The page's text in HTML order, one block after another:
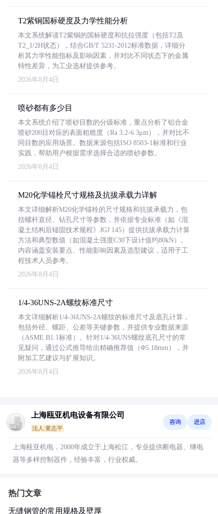
T2紫铜国标硬度及力学性能分析
本文系统解读T2紫铜的国标硬度和抗拉强度（包括T2及
T2_1/2H状态），结合GB/T 5231-2012标准数据，详细分
析其力学性能指标及影响因素，并对比不同状态下的金属
特性差异，为工业选材提供参考。
2026年8月4日
喷砂都有多少目
本文系统介绍了喷砂目数的分级标准，重点分析了铝合金
喷砂200目对应的表面粗糙度（Ra 3.2-6.3μm），并对比不
同目数的应用场景。数据来源包括ISO 8503-1标准和行业
实践，帮助用户根据需求选择合适的喷砂参数。
2026年8月4日
M20化学锚栓尺寸规格及抗拔承载力详解
本文详细解析M20化学锚栓的尺寸规格和抗拔承载力，包
括螺杆直径、钻孔尺寸等参数，并依据专业标准（如《混
凝土结构后锚固技术规程》JGJ 145）提供抗拔承载力计算
方法和典型数值（如混凝土强度C30下设计值约80kN）。
内容涵盖安装要点、性能影响因素及选型建议，适用于工
程技术人员参考。
2026年8月4日
1/4-36UNS-2A螺纹标准尺寸
本文详细解析1/4-36UNS-2A螺纹的标准尺寸及底孔计算，
包括外径、螺距、公差等关键参数，并提供专业数据来源
（ASME B1.1标准）。针对1/4-36UNS螺纹底孔尺寸的常
见疑问，通过公式推导给出精确推荐值（Φ5.18mm），并
附加工艺建议与扩展知识。
2026年8月4日
上海瓯亚机电设备有限公司
法人:黄志平
咨询 进店
上海瓯亚机电，2000年成立于上海松江，专业提供断电器、继电
器等多样控制器件，经验丰富，行业权威。
热门文章
无缝钢管的常用规格及壁厚